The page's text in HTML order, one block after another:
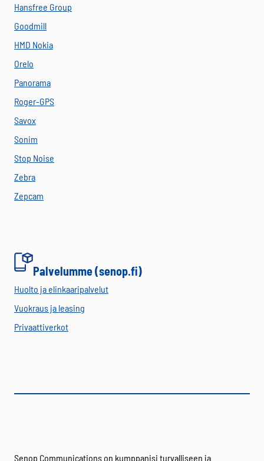
Hansfree Group
Goodmill
HMD Nokia
Orelo
Panorama
Roger-GPS
Savox
Sonim
Stop Noise
Zebra
Zepcam
Palvelumme (senop.fi)
Huolto ja elinkaaripalvelut
Vuokraus ja leasing
Privaattiverkot
Senop Communications on kumppanisi turvalliseen ja